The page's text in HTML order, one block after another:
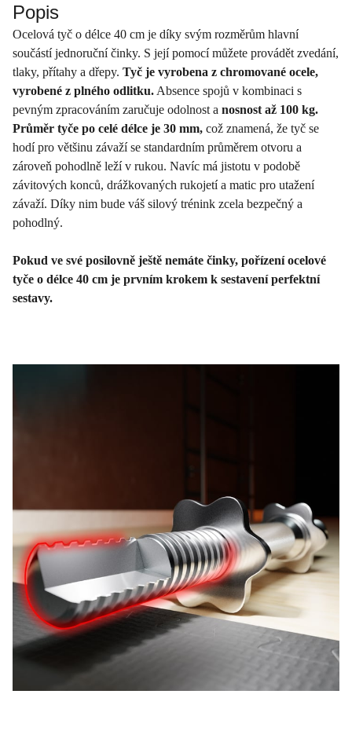
Popis
Ocelová tyč o délce 40 cm je díky svým rozměrům hlavní
součástí jednoruční činky. S její pomocí můžete provádět zvedání,
tlaky, přítahy a dřepy. Tyč je vyrobena z chromované ocele,
vyrobené z plného odlitku. Absence spojů v kombinaci s
pevným zpracováním zaručuje odolnost a nosnost až 100 kg.
Průměr tyče po celé délce je 30 mm, což znamená, že tyč se
hodí pro většinu závaží se standardním průměrem otvoru a
zároveň pohodlně leží v rukou. Navíc má jistotu v podobě
závitových konců, drážkovaných rukojetí a matic pro utažení
závaží. Díky nim bude váš silový trénink zcela bezpečný a
pohodlný.
Pokud ve své posilovně ještě nemáte činky, pořízení ocelové
tyče o délce 40 cm je prvním krokem k sestavení perfektní
sestavy.